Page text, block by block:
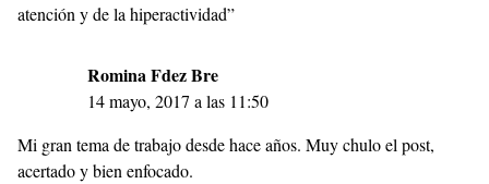
atención y de la hiperactividad”
Romina Fdez Bre
14 mayo, 2017 a las 11:50
Mi gran tema de trabajo desde hace años. Muy chulo el post,
acertado y bien enfocado.